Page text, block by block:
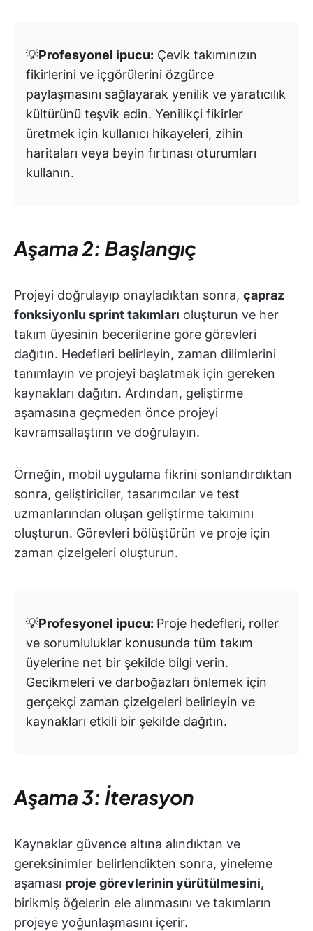
💡Profesyonel ipucu: Çevik takımınızın
fikirlerini ve içgörülerini özgürce
paylaşmasını sağlayarak yenilik ve yaratıcılık
kültürünü teşvik edin. Yenilikçi fikirler
üretmek için kullanıcı hikayeleri, zihin
haritaları veya beyin fırtınası oturumları
kullanın.
Aşama 2: Başlangıç
Projeyi doğrulayıp onayladıktan sonra, çapraz
fonksiyonlu sprint takımları oluşturun ve her
takım üyesinin becerilerine göre görevleri
dağıtın. Hedefleri belirleyin, zaman dilimlerini
tanımlayın ve projeyi başlatmak için gereken
kaynakları dağıtın. Ardından, geliştirme
aşamasına geçmeden önce projeyi
kavramsallaştırın ve doğrulayın.
Örneğin, mobil uygulama fikrini sonlandırdıktan
sonra, geliştiriciler, tasarımcılar ve test
uzmanlarından oluşan geliştirme takımını
oluşturun. Görevleri bölüştürün ve proje için
zaman çizelgeleri oluşturun.
💡Profesyonel ipucu: Proje hedefleri, roller
ve sorumluluklar konusunda tüm takım
üyelerine net bir şekilde bilgi verin.
Gecikmeleri ve darboğazları önlemek için
gerçekçi zaman çizelgeleri belirleyin ve
kaynakları etkili bir şekilde dağıtın.
Aşama 3: İterasyon
Kaynaklar güvence altına alındıktan ve
gereksinimler belirlendikten sonra, yineleme
aşaması proje görevlerinin yürütülmesini,
birikmiş öğelerin ele alınmasını ve takımların
projeye yoğunlaşmasını içerir.